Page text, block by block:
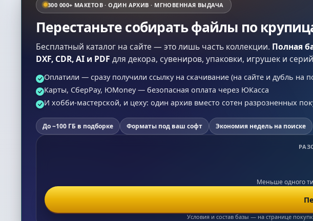
300 000+ МАКЕТОВ · ОДИН АРХИВ · МГНОВЕННАЯ ВЫДАЧА
Перестаньте собирать файлы по
Бесплатный каталог на сайте — это лишь часть коллекции. Полная
DXF, CDR, AI и PDF для декора, сувениров, упаковки, игрушек и
Оплатили — сразу получили ссылку на скачивание (на сайте и дубль на
Карты, СберPay, ЮMoney — безопасная оплата через ЮКасса
И хобби-мастерской, и цеху: один архив вместо сотен разрозненных
До ~100 ГБ в подборке Форматы под ваш софт Экономия недель на поиске
Меньше одного
Условия и состав базы — на странице